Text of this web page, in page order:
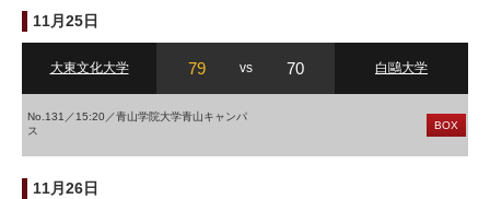
11月25日
大東文化大学 79 vs 70 白鷗大学
No.131／15:20／青山学院大学青山キャンパ
ス
BOX
11月26日